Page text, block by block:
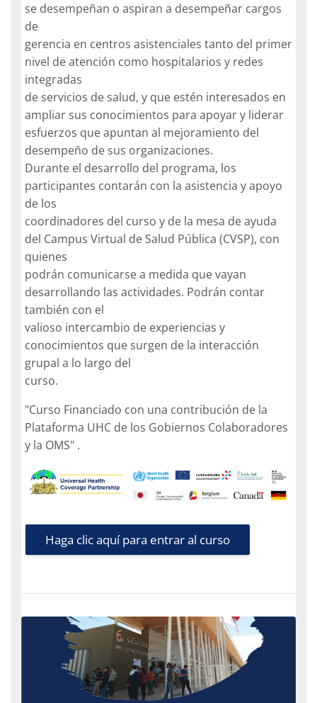
se desempeñan o aspiran a desempeñar cargos
de
gerencia en centros asistenciales tanto del primer
nivel de atención como hospitalarios y redes
integradas
de servicios de salud, y que estén interesados en
ampliar sus conocimientos para apoyar y liderar
esfuerzos que apuntan al mejoramiento del
desempeño de sus organizaciones.
Durante el desarrollo del programa, los
participantes contarán con la asistencia y apoyo
de los
coordinadores del curso y de la mesa de ayuda
del Campus Virtual de Salud Pública (CVSP), con
quienes
podrán comunicarse a medida que vayan
desarrollando las actividades. Podrán contar
también con el
valioso intercambio de experiencias y
conocimientos que surgen de la interacción
grupal a lo largo del
curso.
"Curso Financiado con una contribución de la
Plataforma UHC de los Gobiernos Colaboradores
y la OMS" .
Haga clic aquí para entrar al curso